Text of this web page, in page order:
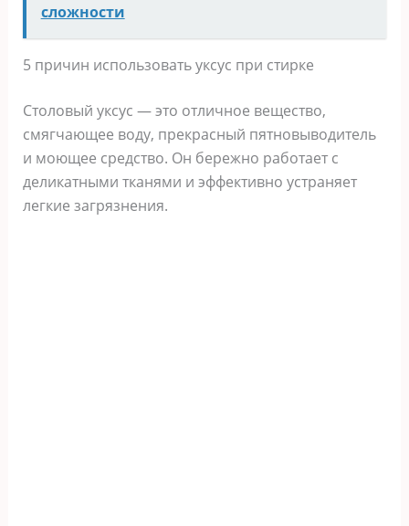
сложности
5 причин использовать уксус при стирке
Столовый уксус — это отличное вещество,
смягчающее воду, прекрасный пятновыводитель
и моющее средство. Он бережно работает с
деликатными тканями и эффективно устраняет
легкие загрязнения.